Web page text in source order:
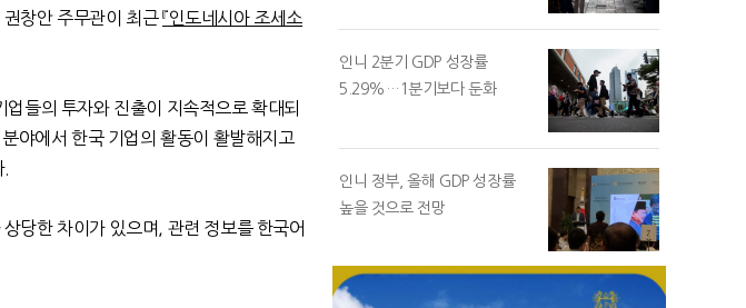
권창안 주무관이 최근『인도네시아 조세소
들의 투자와 진출이 지속적으로 확대되
야에서 한국 기업의 활동이 활발해지고
.
당한 차이가 있으며
관련 정보를 한국어
인니 2분기 GDP 성장률
5.29%…1분기보다 둔화
인니 정부, 올해 GDP 성장률
높을 것으로 전망